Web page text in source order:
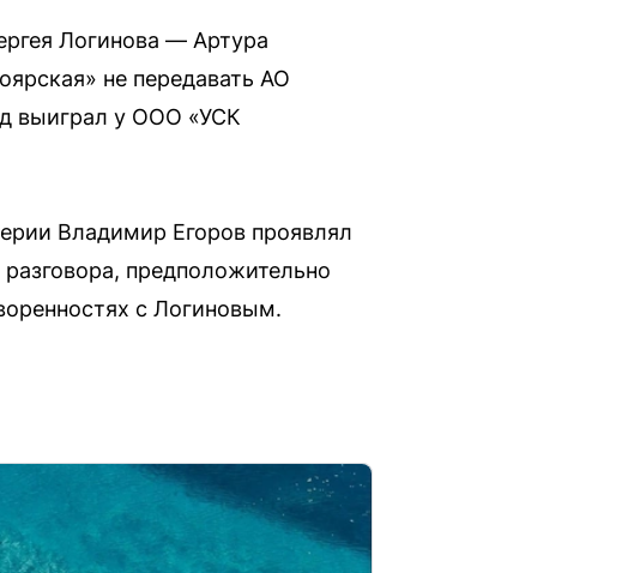
Логинова — Артура
не передавать АО
выиграл у ООО «УСК
Владимир Егоров проявлял
предположительно
с Логиновым.